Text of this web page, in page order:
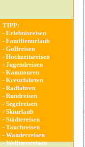
TIPP:
- Erlebnisreisen
- Familienurlaub
- Golfreisen
- Hochzeitsreisen
- Jugendreisen
- Kanutouren
- Kreuzfahrten
- Radfahren
- Rundreisen
- Segelreisen
- Skiurlaub
- Städtereisen
- Tauchreisen
- Wanderreisen
-Wellnessreisen